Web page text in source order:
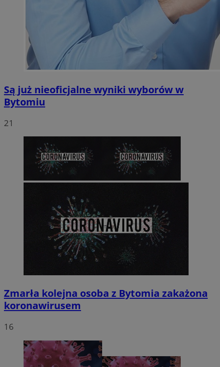
Są już nieoficjalne wyniki wyborów w
Bytomiu
21
Zmarła kolejna osoba z Bytomia zakażona
koronawirusem
16